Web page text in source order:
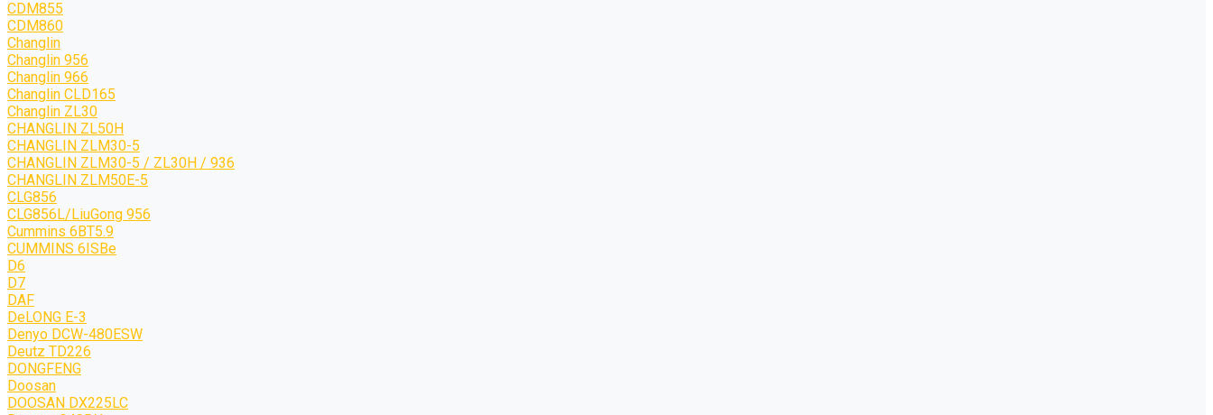
CDM855
CDM860
Changlin
Changlin 956
Changlin 966
Changlin CLD165
Changlin ZL30
CHANGLIN ZL50H
CHANGLIN ZLM30-5
CHANGLIN ZLM30-5 / ZL30H / 936
CHANGLIN ZLM50E-5
CLG856
CLG856L/LiuGong 956
Cummins 6BT5.9
CUMMINS 6ISBe
D6
D7
DAF
DeLONG Е-3
Denyo DCW-480ESW
Deutz TD226
DONGFENG
Doosan
DOOSAN DX225LC